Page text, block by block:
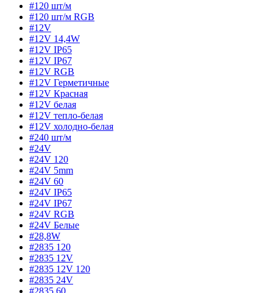
#120 шт/м
#120 шт/м RGB
#12V
#12V 14,4W
#12V IP65
#12V IP67
#12V RGB
#12V Герметичные
#12V Красная
#12V белая
#12V тепло-белая
#12V холодно-белая
#240 шт/м
#24V
#24V 120
#24V 5mm
#24V 60
#24V IP65
#24V IP67
#24V RGB
#24V Белые
#28,8W
#2835 120
#2835 12V
#2835 12V 120
#2835 24V